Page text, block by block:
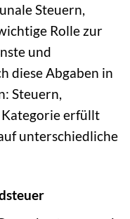
Steuern,
Rolle zur
und
diese Abgaben in
Steuern,
Kategorie erfüllt
unterschiedliche